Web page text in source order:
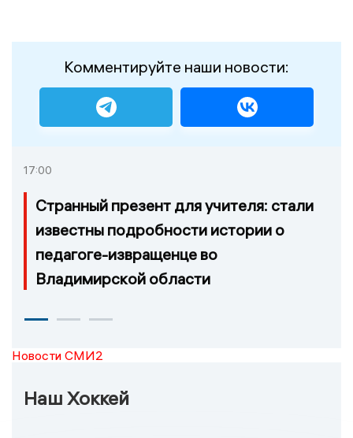
Комментируйте наши новости:
17:00
Странный презент для учителя: стали
известны подробности истории о
педагоге-извращенце во
Владимирской области
Новости СМИ2
Наш Хоккей